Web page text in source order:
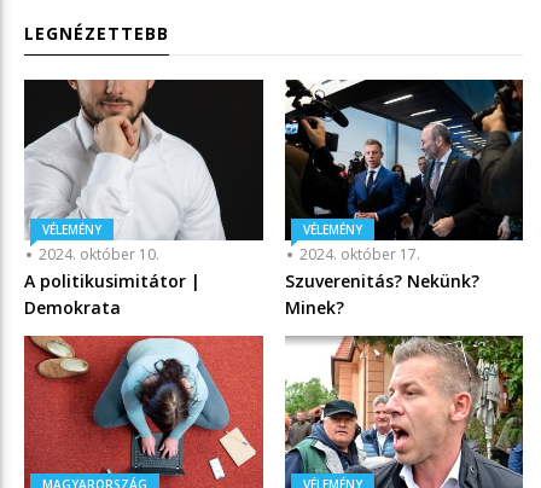
LEGNÉZETTEBB
VÉLEMÉNY
2024. október 10.
A politikusimitátor |
Demokrata
VÉLEMÉNY
2024. október 17.
Szuverenitás? Nekünk?
Minek?
MAGYARORSZÁG VÉLEMÉNY